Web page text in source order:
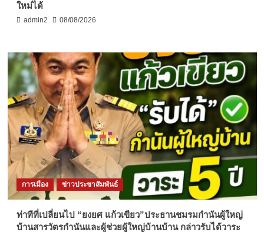
ใหม่ได้
admin2 08/08/2026
การเมือง ข่าวประชาสัมพันธ์
ท่าทีที่เปลี่ยนไป “ยงยศ แก้วเขียว”ประธานชมรมกำนันผู้ใหญ่
บ้านสารวัตรกำนันและผู้ช่วยผู้ใหญ่บ้านบ้าน กล่าวรับได้วาระ